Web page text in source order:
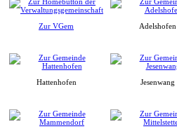
Zur VGem Adelshofen
Hattenhofen Jesenwang